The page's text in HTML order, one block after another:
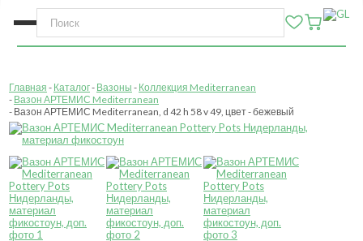
Главная Каталог Вазоны
Коллекция Mediterranean
Вазон АРТЕМИС Mediterranean
Вазон АРТЕМИС Mediterranean, d 42 h 58 v 49, цвет - бежевый